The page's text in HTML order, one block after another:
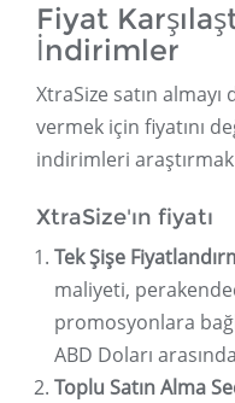
Fiyat
İndirimler
XtraSize satın
vermek için fiyatını
indirimleri
XtraSize'ın fiyatı
Tek Şişe
maliyeti,
promosyonlara
ABD Doları
Toplu Satın Alma